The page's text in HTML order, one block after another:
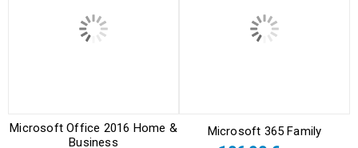
Microsoft Office 2016 Home &
Business
Microsoft 365 Family